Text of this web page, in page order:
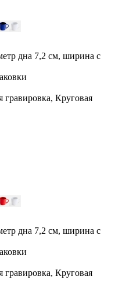
дна 7,2 см, ширина с
гравировка, Круговая
дна 7,2 см, ширина с
гравировка, Круговая